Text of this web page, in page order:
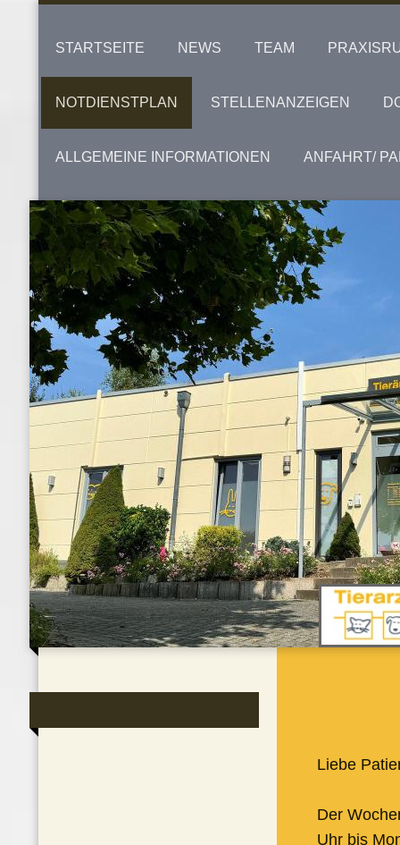
STARTSEITE NEWS TEAM
NOTDIENSTPLAN STELLENANZEIGEN
ALLGEMEINE INFORMATIONEN ANFAHRT/
Liebe
Der
Uhr bis